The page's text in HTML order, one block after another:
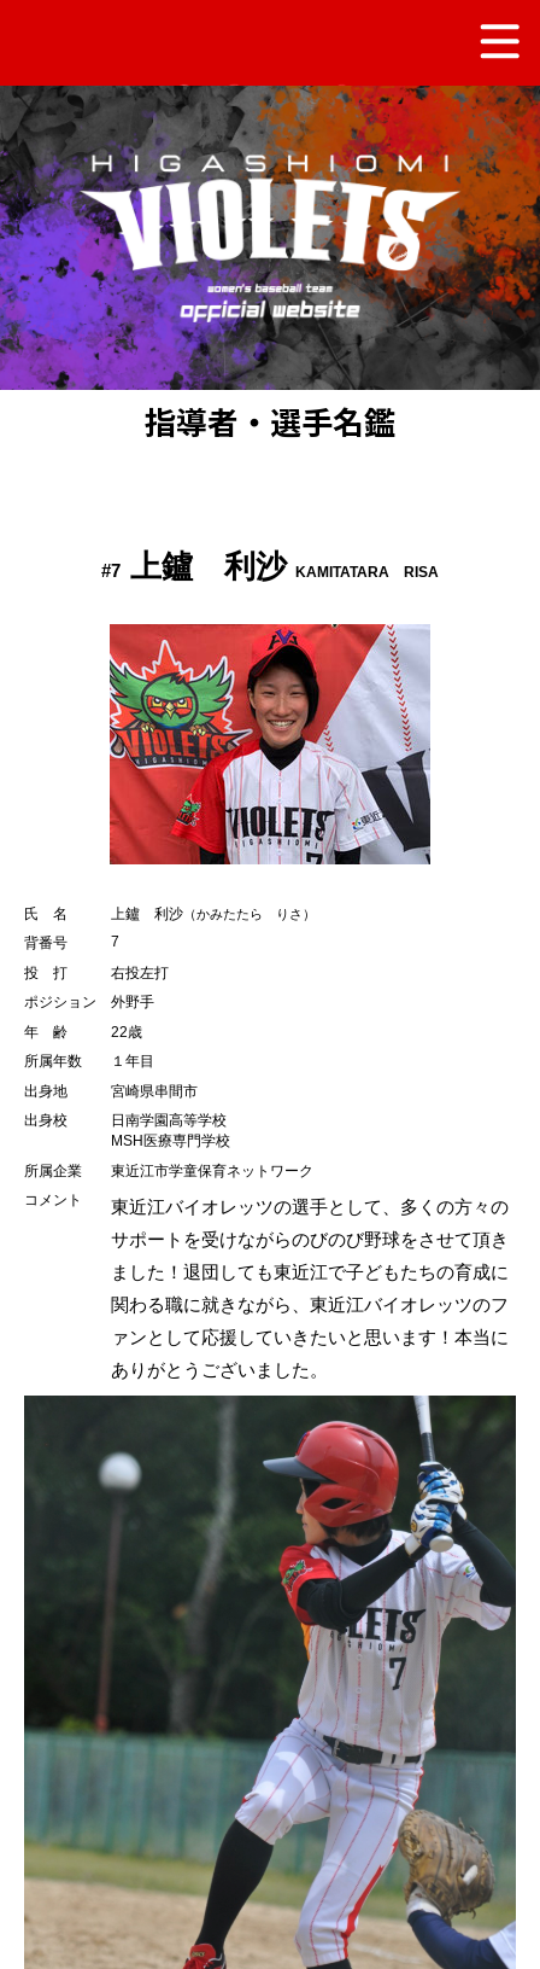
指導者・選手名鑑
#7 上鑪 利沙 KAMITATARA RISA
氏 名 上鑪 利沙 （かみたたら りさ）
背番号
7
投 打
右投左打
ポジション
外野手
年 齢
22歳
所属年数
１年目
出身地
宮崎県串間市
出身校
日南学園高等学校
MSH医療専門学校
所属企業
東近江市学童保育ネットワーク
コメント
東近江バイオレッツの選手として、多くの方々の
サポートを受けながらのびのび野球をさせて頂き
ました！退団しても東近江で子どもたちの育成に
関わる職に就きながら、東近江バイオレッツのフ
ァンとして応援していきたいと思います！本当に
ありがとうございました。